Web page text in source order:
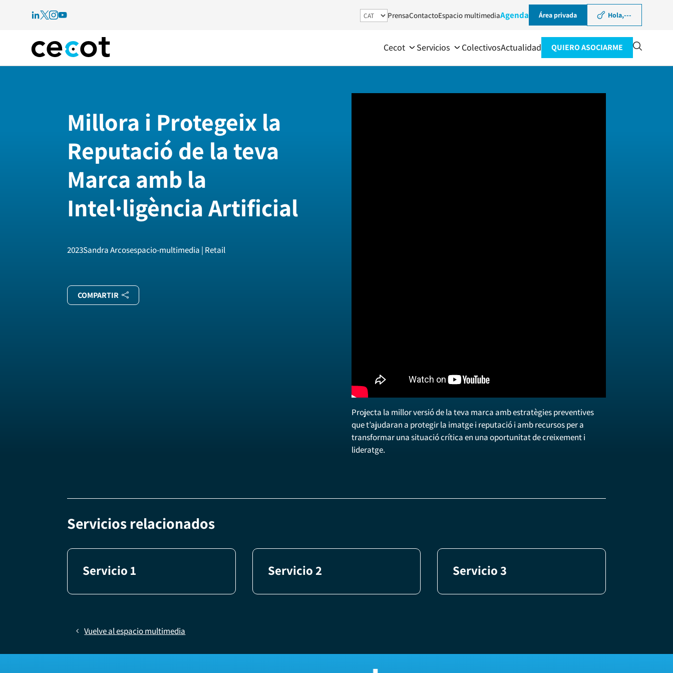
PrensaContactoEspacio multimediaAgenda Área privada Hola,---
Cecot Servicios ColectivosActualidad QUIERO ASOCIARME
Millora i Protegeix la
Reputació de la teva
Marca amb la
Intel·ligència Artificial
2023Sandra Arcosespacio-multimedia | Retail
COMPARTIR
Projecta la millor versió de la teva marca amb estratègies preventives
que t’ajudaran a protegir la imatge i reputació i amb recursos per a
transformar una situació crítica en una oportunitat de creixement i
lideratge.
Servicios relacionados
Servicio 1 Servicio 2 Servicio 3
Vuelve al espacio multimedia